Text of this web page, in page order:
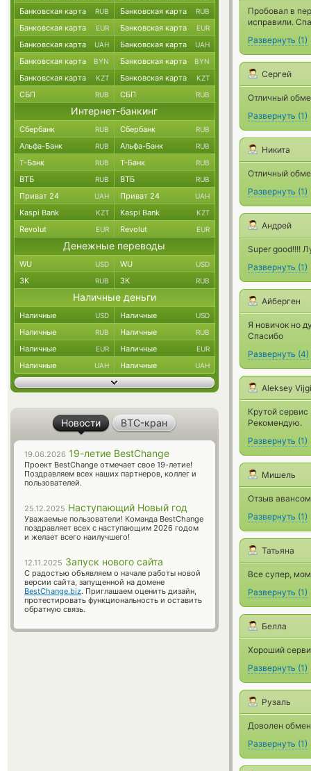
Пробовал в
исправили.
Развернуть (1)
Сергей
Отличный
Развернуть (1)
Никита
Отличный
Развернуть (1)
Андрей
Super good!!!!
Развернуть (1)
Айберген
Я новичок но
Спасибо
Развернуть (4)
Aleksey
Крутой
Рекомендую.
Развернуть (1)
Мишель
Отзыв
Развернуть (1)
Татьяна
Все супер,
Развернуть (1)
Белла
Хороший
Развернуть (1)
Рузаль
Доволен
Развернуть (1)
Банковская карта RUB Банковская карта RUB
Банковская карта EUR Банковская карта EUR
Банковская карта UAH Банковская карта UAH
Банковская карта BYN Банковская карта BYN
Банковская карта KZT Банковская карта KZT
СБП RUB СБП RUB
Интернет-банкинг
Сбербанк RUB Сбербанк RUB
Альфа-Банк RUB Альфа-Банк RUB
Т-Банк RUB Т-Банк RUB
ВТБ RUB ВТБ RUB
Приват 24 UAH Приват 24 UAH
Kaspi Bank KZT Kaspi Bank KZT
Revolut EUR Revolut EUR
Денежные переводы
WU USD WU USD
ЗК RUB ЗК RUB
Наличные деньги
Наличные USD Наличные USD
Наличные RUB Наличные RUB
Наличные EUR Наличные EUR
Наличные UAH Наличные UAH
Новости BTC-кран
19.06.2026 19-летие BestChange
Проект BestChange отмечает свое 19-летие!
Поздравляем всех наших партнеров, коллег и
пользователей.
25.12.2025 Наступающий Новый год
Уважаемые пользователи! Команда BestChange
поздравляет всех с наступающим 2026 годом
и желает всего наилучшего!
12.11.2025 Запуск нового сайта
С радостью объявляем о начале работы новой
версии сайта, запущенной на домене
BestChange.biz. Приглашаем оценить дизайн,
протестировать функциональность и оставить
обратную связь.